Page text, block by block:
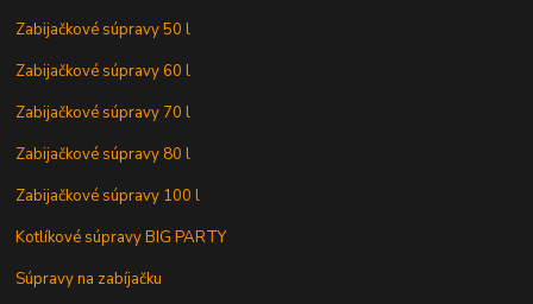
Zabijačkové súpravy 50 l
Zabijačkové súpravy 60 l
Zabijačkové súpravy 70 l
Zabijačkové súpravy 80 l
Zabijačkové súpravy 100 l
Kotlíkové súpravy BIG PARTY
Súpravy na zabíjačku